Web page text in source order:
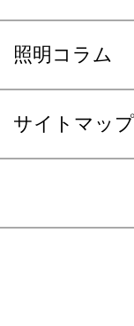
照明コラム
サイトマップ